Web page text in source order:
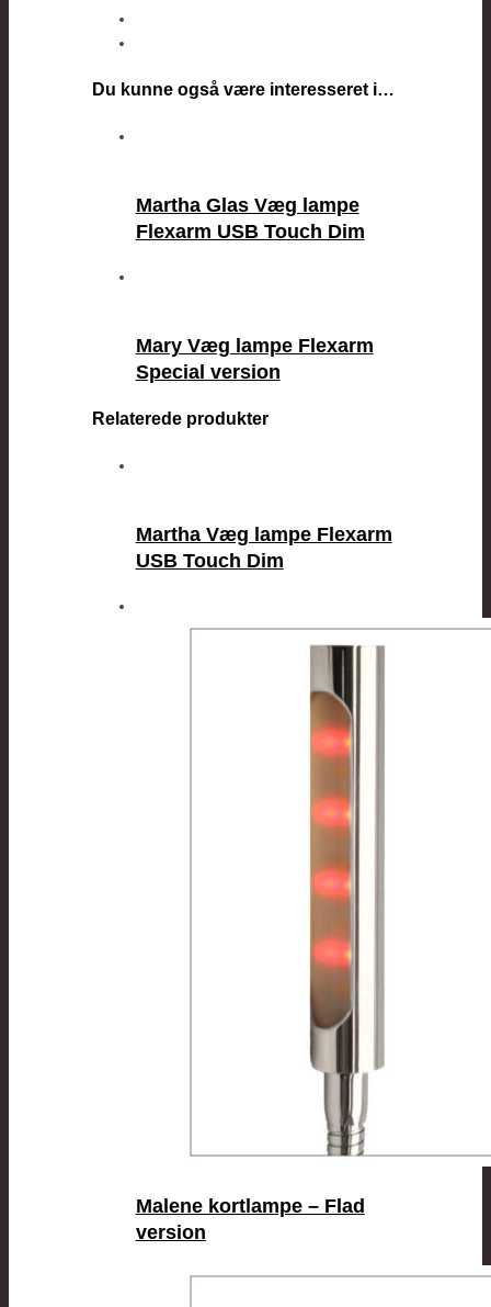
Du kunne også være interesseret i…
Martha Glas Væg lampe
Flexarm USB Touch Dim
Mary Væg lampe Flexarm
Special version
Relaterede produkter
Martha Væg lampe Flexarm
USB Touch Dim
Malene kortlampe – Flad
version